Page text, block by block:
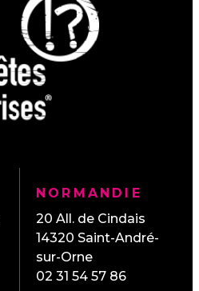
NORMANDIE
20 All. de Cindais
14320 Saint-André-
sur-Orne
02 31 54 57 86